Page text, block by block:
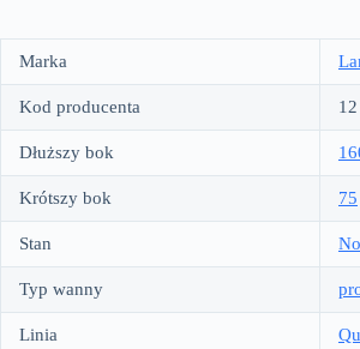
Marka
Kod producenta 12
Dłuższy bok
Krótszy bok 75
Stan
Typ wanny
Linia